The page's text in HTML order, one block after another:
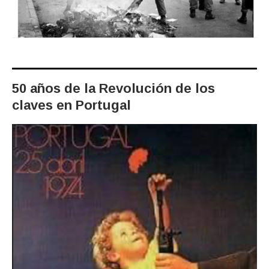
50 años de la Revolución de los
claves en Portugal